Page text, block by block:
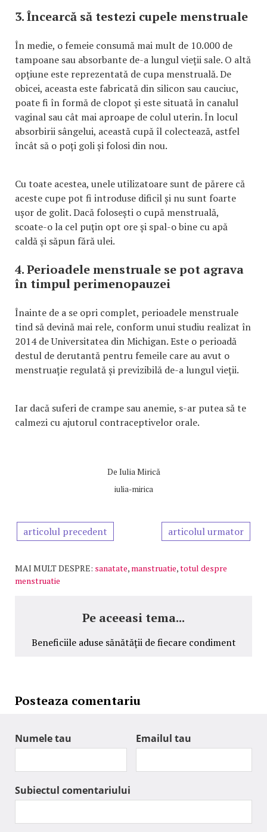
3. Încearcă să testezi cupele menstruale
În medie, o femeie consumă mai mult de 10.000 de
tampoane sau absorbante de-a lungul vieții sale. O altă
opțiune este reprezentată de cupa menstruală. De
obicei, aceasta este fabricată din silicon sau cauciuc,
poate fi în formă de clopot și este situată în canalul
vaginal sau cât mai aproape de colul uterin. În locul
absorbirii sângelui, această cupă îl colectează, astfel
încât să o poți goli și folosi din nou.
Cu toate acestea, unele utilizatoare sunt de părere că
aceste cupe pot fi introduse dificil și nu sunt foarte
ușor de golit. Dacă folosești o cupă menstruală,
scoate-o la cel puțin opt ore și spal-o bine cu apă
caldă și săpun fără ulei.
4. Perioadele menstruale se pot agrava
în timpul perimenopauzei
Înainte de a se opri complet, perioadele menstruale
tind să devină mai rele, conform unui studiu realizat în
2014 de Universitatea din Michigan. Este o perioadă
destul de derutantă pentru femeile care au avut o
menstruație regulată și previzibilă de-a lungul vieții.
Iar dacă suferi de crampe sau anemie, s-ar putea să te
calmezi cu ajutorul contraceptivelor orale.
De Iulia Mirică
iulia-mirica
articolul precedent articolul urmator
MAI MULT DESPRE: sanatate, manstruatie,totul despre
menstruatie
Pe aceeasi tema...
Beneficiile aduse sănătății de fiecare condiment
Posteaza comentariu
Numele tau Emailul tau
Subiectul comentariului